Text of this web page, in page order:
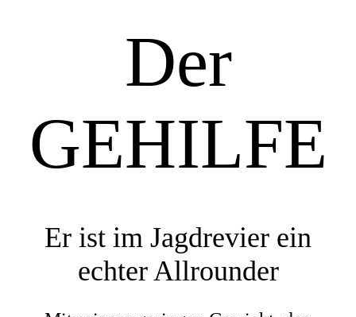
Der
GEHILFE
Er ist im Jagdrevier ein
echter Allrounder